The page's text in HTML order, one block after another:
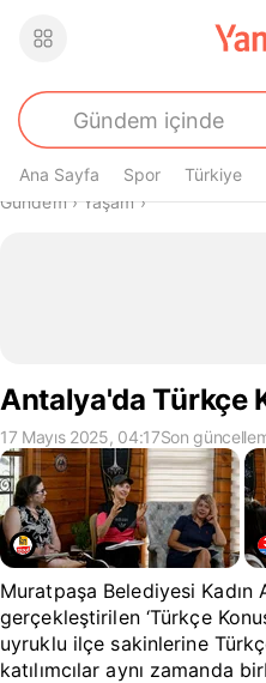
Ana Sayfa Spor Türkiye
Buradasın
Gündem› Yaşam›
Antalya'da Türkçe
17 Mayıs 2025, 04:17Son
Muratpaşa Belediyesi Kadın
gerçekleştirilen ‘Türkçe
uyruklu ilçe sakinlerine
katılımcılar aynı zamanda